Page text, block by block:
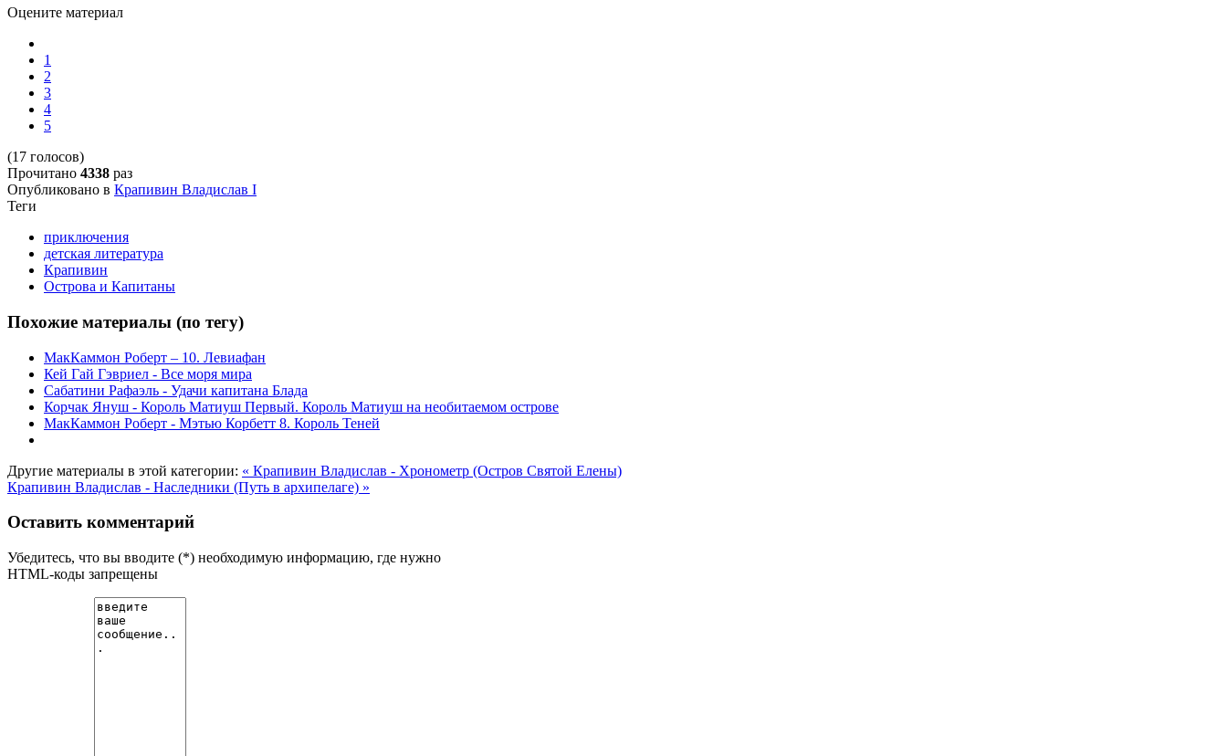
Оцените материал
1
2
3
4
5
(17 голосов)
Прочитано 4338 раз
Опубликовано в Крапивин Владислав I
Теги
приключения
детская литература
Крапивин
Острова и Капитаны
Похожие материалы (по тегу)
МакКаммон Роберт – 10. Левиафан
Кей Гай Гэвриел - Все моря мира
Сабатини Рафаэль - Удачи капитана Блада
Корчак Януш - Король Матиуш Первый. Король Матиуш на необитаемом острове
МакКаммон Роберт - Мэтью Корбетт 8. Король Теней
Другие материалы в этой категории: « Крапивин Владислав - Хронометр (Остров Святой Елены)
Крапивин Владислав - Наследники (Путь в архипелаге) »
Оставить комментарий
Убедитесь, что вы вводите (*) необходимую информацию, где нужно
HTML-коды запрещены